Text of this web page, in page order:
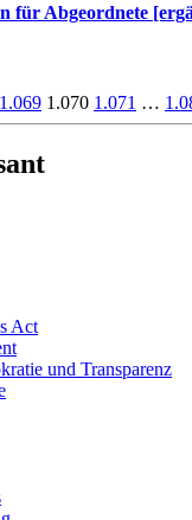
für Abgeordnete
1.069 1.070 1.071 …
Act
und Transparenz